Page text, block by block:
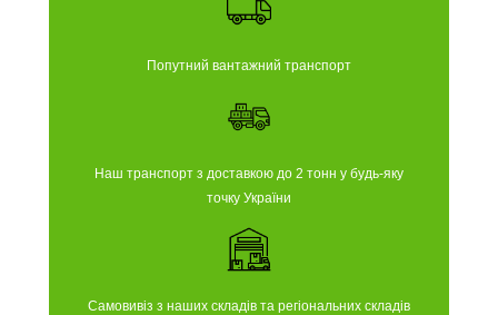
Попутний вантажний транспорт
Наш транспорт з доставкою до 2 тонн у будь-яку
точку України
Самовивіз з наших складів та регіональних складів